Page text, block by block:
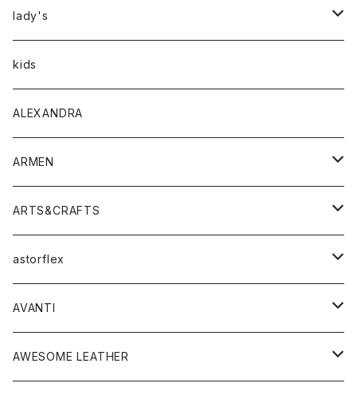
アウター
トップス
Tシャツ
シャツ
ボトムス
lady's
アウター
トップス
Tシャツ・カットソー
シャツ・ブラウス
ボトムス
パンツ
スカート
ワンピース・オールインワン
バッグ
シューズ
アクセサリー
kids
ALEXANDRA
ARMEN
アウター
コート
ジャケット
トップス
ベスト
シャツ
ワンピース
ボトム
ARTS&CRAFTS
アクセサリー
ウォレット
バッグ
astorflex
グッズ
靴
AVANTI
シャツ
AWESOME LEATHER